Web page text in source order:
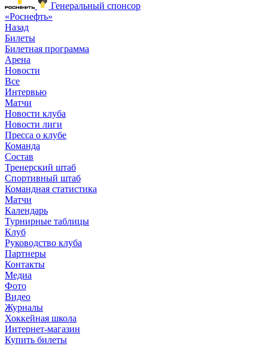
Генеральный спонсор
«Роснефть»
Назад
Билеты
Билетная программа
Арена
Новости
Все
Интервью
Матчи
Новости клуба
Новости лиги
Пресса о клубе
Команда
Состав
Тренерский штаб
Спортивный штаб
Командная статистика
Матчи
Календарь
Турнирные таблицы
Клуб
Руководство клуба
Партнеры
Контакты
Медиа
Фото
Видео
Журналы
Хоккейная школа
Интернет-магазин
Купить билеты